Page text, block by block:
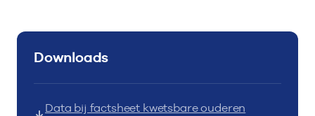
Downloads
Data bij factsheet kwetsbare ouderen